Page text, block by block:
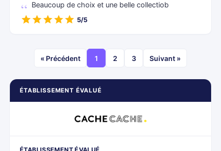
ÉTABLISSEMENT ÉVALUÉ
Beaucoup de choix et une belle collectiob
5/5
« Précédent 1 2 3 Suivant »